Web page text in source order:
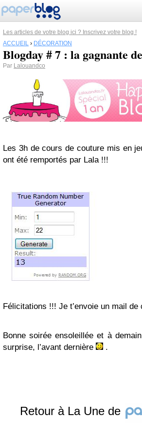
Les articles de votre blog ici ? Inscrivez votre blog !
ACCUEIL › DÉCORATION
Blogday # 7 : la gagnante
Par Lalouandco
Les 3h de cours de couture mis en
ont été remportés par Lala !!!
Félicitations !!! Je t’envoie un mail de
Bonne soirée ensoleillée et à
surprise, l’avant dernière
.
Retour à La Une de